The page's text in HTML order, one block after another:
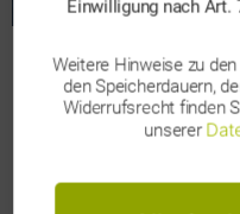
Die Spielregeln in
rasant: Globale
bestimmen das
Sicherheit – gerade
Einwilligung nach Art.
Weitere Hinweise zu
den Speicherdauern,
Widerrufsrecht finden
unserer